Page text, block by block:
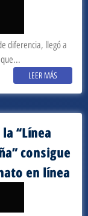
diferencia, llegó a
LEER MÁS
la “Línea
consigue
en línea